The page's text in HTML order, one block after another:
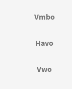
Vmbo
Havo
Vwo